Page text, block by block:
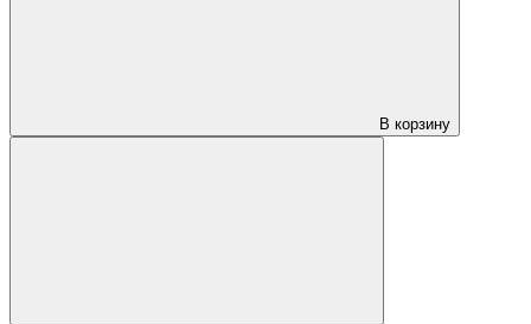
В корзину